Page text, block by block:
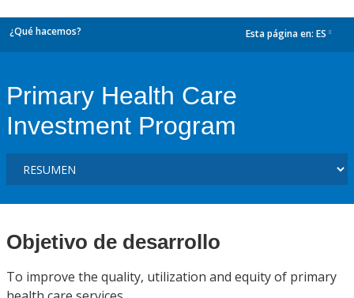
¿Qué hacemos? Esta página en: ES
Primary Health Care
Investment Program
Objetivo de desarrollo
To improve the quality, utilization and equity of primary